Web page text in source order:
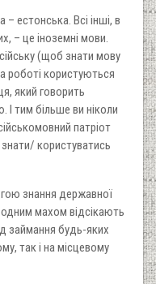
естонська. Всі інші, в
– це іноземні мови.
(щоб знати мову
роботі користуються
який говорить
тим більше ви ніколи
патріот
користуватись
знання державної
махом відсікають
займання будь-яких
так і на місцевому